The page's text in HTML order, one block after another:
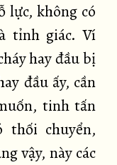
lực, không có
tỉnh giác. Ví
hay đầu bị
đầu ấy, cần
tinh tấn
thối chuyển,
vậy, này các